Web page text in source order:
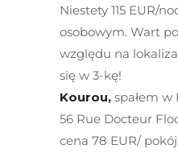
Niestety 115 EUR/
osobowym. Wart
względu na
się w 3-kę!
Kourou, spałem w
56 Rue Docteur
cena 78 EUR/